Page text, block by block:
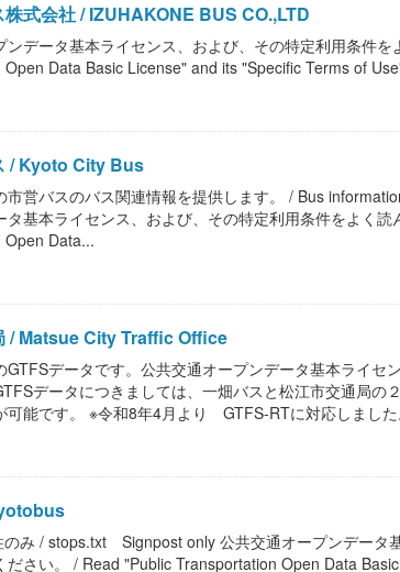
式会社 / IZUHAKONE BUS CO.,LTD
ンデータ基本ライセンス、および、その特定利用条件
Data Basic License" and its "Specific Terms of
/ Kyoto City Bus
市営バスのバス関連情報を提供します。 / Bus
タ基本ライセンス、および、その特定利用条件をよく
Data...
/ Matsue City Traffic Office
GTFSデータです。公共交通オープンデータ基本ライセ
データにつきましては、一畑バスと松江市交通局
可能です。 ※令和8年4月より GTFS-RTに対応しまし
み / stops.txt Signpost only 公共交通オープンデータ
ださい。 / Read "Public Transportation Open Data